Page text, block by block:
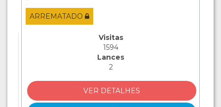
ARREMATADO
Visitas
1594
Lances
2
VER DETALHES